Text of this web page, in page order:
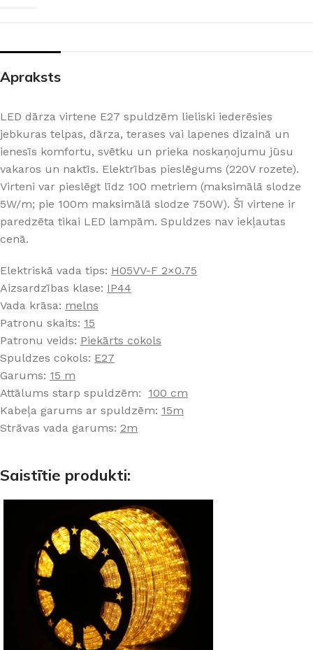
Apraksts
LED dārza virtene E27 spuldzēm lieliski iederēsies
jebkuras telpas, dārza, terases vai lapenes dizainā un
ienesīs komfortu, svētku un prieka noskaņojumu jūsu
vakaros un naktīs. Elektrības pieslēgums (220V rozete).
Virteni var pieslēgt līdz 100 metriem (maksimālā slodze
5W/m; pie 100m maksimālā slodze 750W). Šī virtene ir
paredzēta tikai LED lampām. Spuldzes nav iekļautas
cenā.
Elektriskā vada tips: H05VV-F 2×0.75
Aizsardzības klase: IP44
Vada krāsa: melns
Patronu skaits: 15
Patronu veids: Piekārts cokols
Spuldzes cokols: E27
Garums: 15 m
Attālums starp spuldzēm: 100 cm
Kabeļa garums ar spuldzēm: 15m
Strāvas vada garums: 2m
Saistītie produkti: